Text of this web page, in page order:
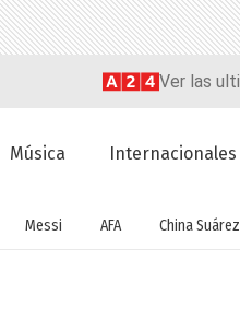
Ver las
Música Internacionales
Messi AFA China Suárez